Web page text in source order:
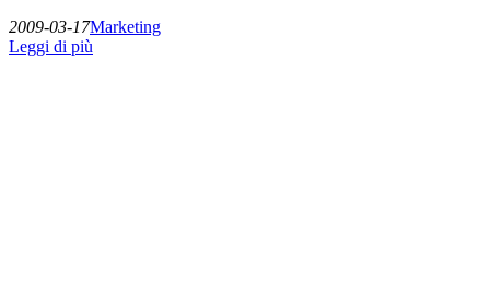
2009-03-17Marketing
Leggi di più